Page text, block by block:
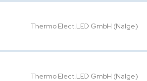
Thermo Elect.LED GmbH (Nalge)
Thermo Elect.LED GmbH (Nalge)